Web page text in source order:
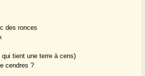
des ronces
tient une terre à cens)
cendres ?